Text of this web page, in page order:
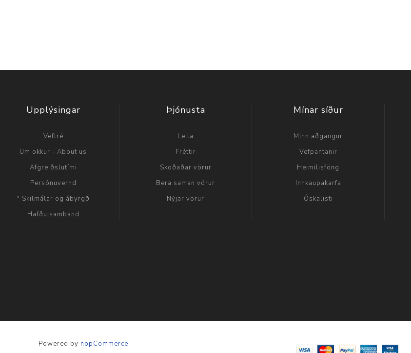
Upplýsingar
Veftré
Um okkur - About us
Afgreiðslutími
Persónuvernd
* Skilmálar og ábyrgð
Hafðu samband
Þjónusta
Leita
Fréttir
Skoðaðar vörur
Bera saman vörur
Nýjar vörur
Mínar síður
Minn aðgangur
Vefpantanir
Heimilisföng
Innkaupakarfa
Óskalisti
Powered by nopCommerce